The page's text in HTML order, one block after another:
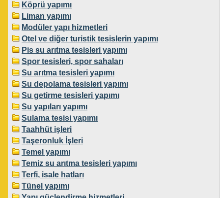
Köprü yapımı
Liman yapımı
Modüler yapı hizmetleri
Otel ve diğer turistik tesislerin yapımı
Pis su arıtma tesisleri yapımı
Spor tesisleri, spor sahaları
Su arıtma tesisleri yapımı
Su depolama tesisleri yapımı
Su getirme tesisleri yapımı
Su yapıları yapımı
Sulama tesisi yapımı
Taahhüt işleri
Taşeronluk İşleri
Temel yapımı
Temiz su arıtma tesisleri yapımı
Terfi, isale hatları
Tünel yapımı